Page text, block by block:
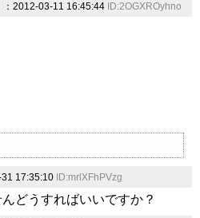
：2012-03-11 16:45:44 ID:2OGXROyhno
31 17:35:10 ID:mrlXFhPVzg
どうすればいいですか？